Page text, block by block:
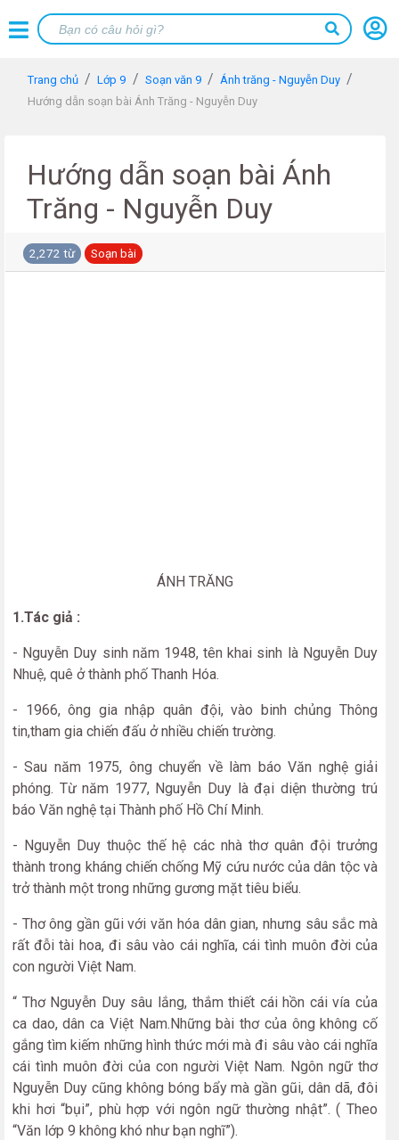
Trang chủ Lớp 9 Soạn văn 9
Ánh trăng - Nguyễn Duy
Hướng dẫn soạn bài Ánh Trăng - Nguyễn Duy
Hướng dẫn soạn bài Ánh
Trăng - Nguyễn Duy
2,272 từ Soạn bài
ÁNH TRĂNG
1.Tác giả :
- Nguyễn Duy sinh năm 1948, tên khai sinh là Nguyễn Duy
Nhuệ, quê ở thành phố Thanh Hóa.
- 1966, ông gia nhập quân đội, vào binh chủng Thông
tin,tham gia chiến đấu ở nhiều chiến trường.
- Sau năm 1975, ông chuyển về làm báo Văn nghệ giải
phóng. Từ năm 1977, Nguyễn Duy là đại diện thường trú
báo Văn nghệ tại Thành phố Hồ Chí Minh.
- Nguyễn Duy thuộc thế hệ các nhà thơ quân đội trưởng
thành trong kháng chiến chống Mỹ cứu nước của dân tộc và
trở thành một trong những gương mặt tiêu biểu.
- Thơ ông gần gũi với văn hóa dân gian, nhưng sâu sắc mà
rất đỗi tài hoa, đi sâu vào cái nghĩa, cái tình muôn đời của
con người Việt Nam.
“ Thơ Nguyễn Duy sâu lắng, thắm thiết cái hồn cái vía của
ca dao, dân ca Việt Nam.Những bài thơ của ông không cố
gắng tìm kiếm những hình thức mới mà đi sâu vào cái nghĩa
cái tình muôn đời của con người Việt Nam. Ngôn ngữ thơ
Nguyễn Duy cũng không bóng bẩy mà gần gũi, dân dã, đôi
khi hơi “bụi”, phù hợp với ngôn ngữ thường nhật”. ( Theo
“Văn lớp 9 không khó như bạn nghĩ”).